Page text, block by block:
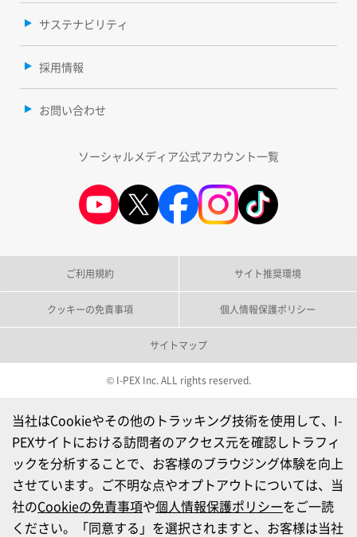
当社はCookieやその他のトラッキング技術を使用して、I-
PEXサイトにおける訪問者のアクセス元を確認しトラフィ
ックを分析することで、お客様のブラウジング体験を向上
させています。ご不明な点やオプトアウトについては、当
社のCookieの免責事項や個人情報保護ポリシーをご一読
ください。「同意する」を選択されますと、お客様は当社
サステナビリティ
採用情報
お問い合わせ
ソーシャルメディア公式アカウント一覧
ご利用規約 サイト推奨環境
クッキーの免責事項 個人情報保護ポリシー
サイトマップ
© I-PEX Inc. ALL rights reserved.